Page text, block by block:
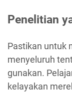
Penelitian
Pastikan untuk
menyeluruh
gunakan.
kelayakan